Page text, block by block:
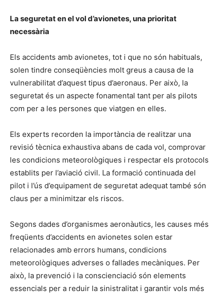
La seguretat en el vol d’avionetes, una prioritat
necessària
Els accidents amb avionetes, tot i que no són habituals,
solen tindre conseqüències molt greus a causa de la
vulnerabilitat d’aquest tipus d’aeronaus. Per això, la
seguretat és un aspecte fonamental tant per als pilots
com per a les persones que viatgen en elles.
Els experts recorden la importància de realitzar una
revisió tècnica exhaustiva abans de cada vol, comprovar
les condicions meteorològiques i respectar els protocols
establits per l’aviació civil. La formació continuada del
pilot i l’ús d’equipament de seguretat adequat també són
claus per a minimitzar els riscos.
Segons dades d’organismes aeronàutics, les causes més
freqüents d’accidents en avionetes solen estar
relacionades amb errors humans, condicions
meteorològiques adverses o fallades mecàniques. Per
això, la prevenció i la conscienciació són elements
essencials per a reduir la sinistralitat i garantir vols més